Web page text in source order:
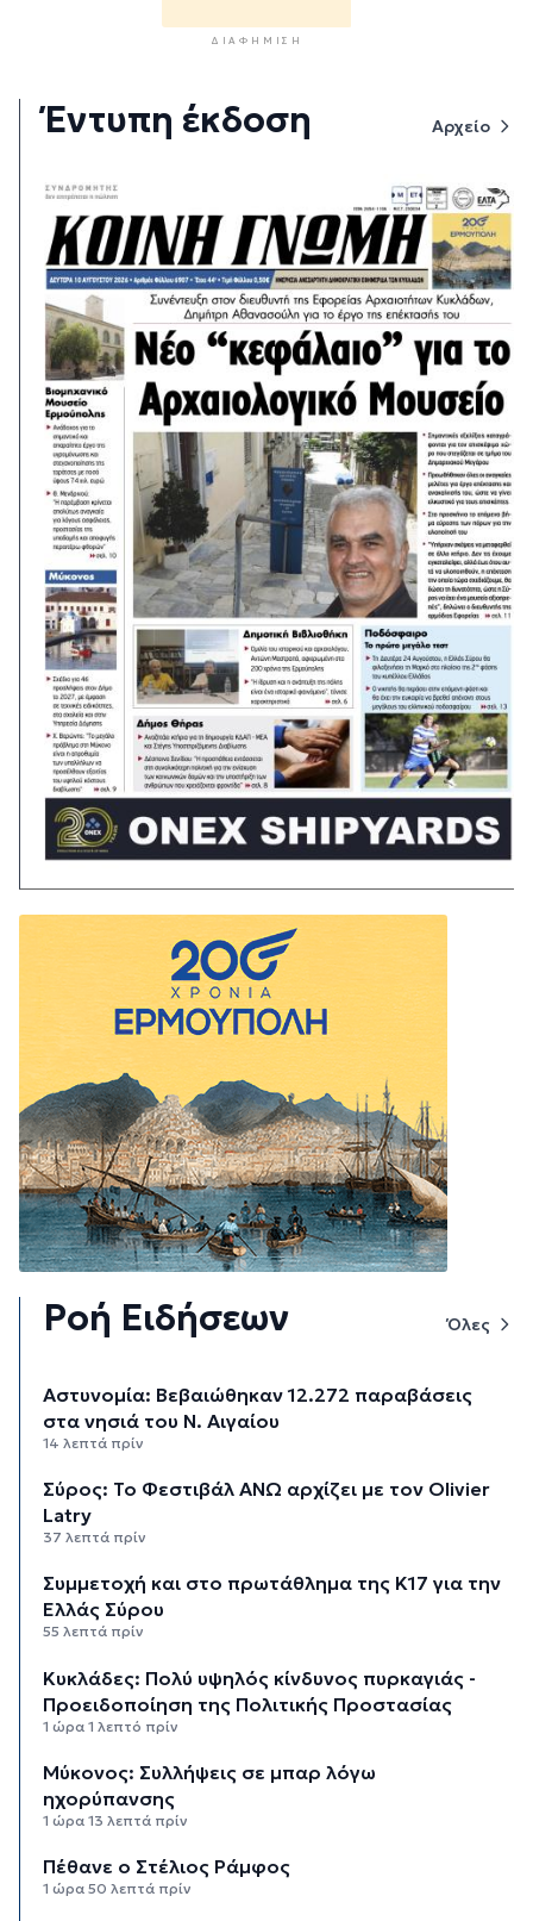
ΔΙΑΦΉΜΙΣΗ
Έντυπη έκδοση Αρχείο
Ροή Ειδήσεων Όλες
Αστυνομία: Βεβαιώθηκαν 12.272 παραβάσεις
στα νησιά του Ν. Αιγαίου
14 λεπτά πρίν
Σύρος: Το Φεστιβάλ ΑΝΩ αρχίζει με τον Olivier
Latry
37 λεπτά πρίν
Συμμετοχή και στο πρωτάθλημα της Κ17 για την
Ελλάς Σύρου
55 λεπτά πρίν
Κυκλάδες: Πολύ υψηλός κίνδυνος πυρκαγιάς -
Προειδοποίηση της Πολιτικής Προστασίας
1 ώρα 1 λεπτό πρίν
Μύκονος: Συλλήψεις σε μπαρ λόγω
ηχορύπανσης
1 ώρα 13 λεπτά πρίν
Πέθανε ο Στέλιος Ράμφος
1 ώρα 50 λεπτά πρίν